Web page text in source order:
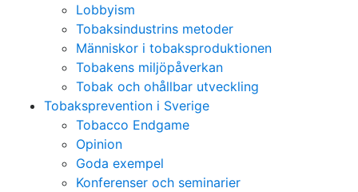
Lobbyism
Tobaksindustrins metoder
Människor i tobaksproduktionen
Tobakens miljöpåverkan
Tobak och ohållbar utveckling
Tobaksprevention i Sverige
Tobacco Endgame
Opinion
Goda exempel
Konferenser och seminarier